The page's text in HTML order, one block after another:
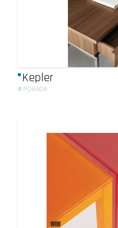
Kepler
# PORADA